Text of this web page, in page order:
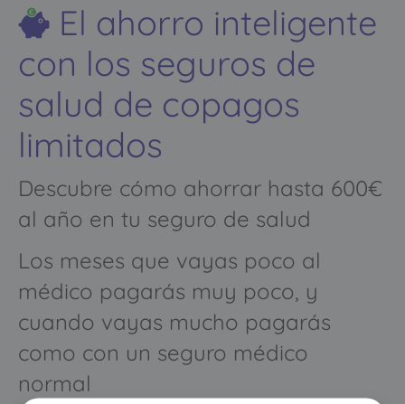
El ahorro inteligente
con los seguros de
salud de copagos
limitados
Descubre cómo ahorrar hasta 600€
al año en tu seguro de salud
Los meses que vayas poco al
médico pagarás muy poco, y
cuando vayas mucho pagarás
como con un seguro médico
normal